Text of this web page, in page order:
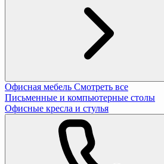
Офисная мебель Смотреть все
Письменные и компьютерные столы
Офисные кресла и стулья